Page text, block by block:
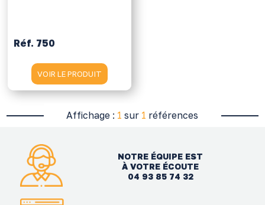
Réf. 750
VOIR LE PRODUIT
Affichage : 1 sur 1 références
NOTRE ÉQUIPE EST
À VOTRE ÉCOUTE
04 93 85 74 32